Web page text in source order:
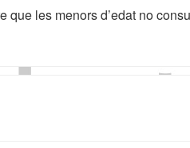
que les menors d’edat no